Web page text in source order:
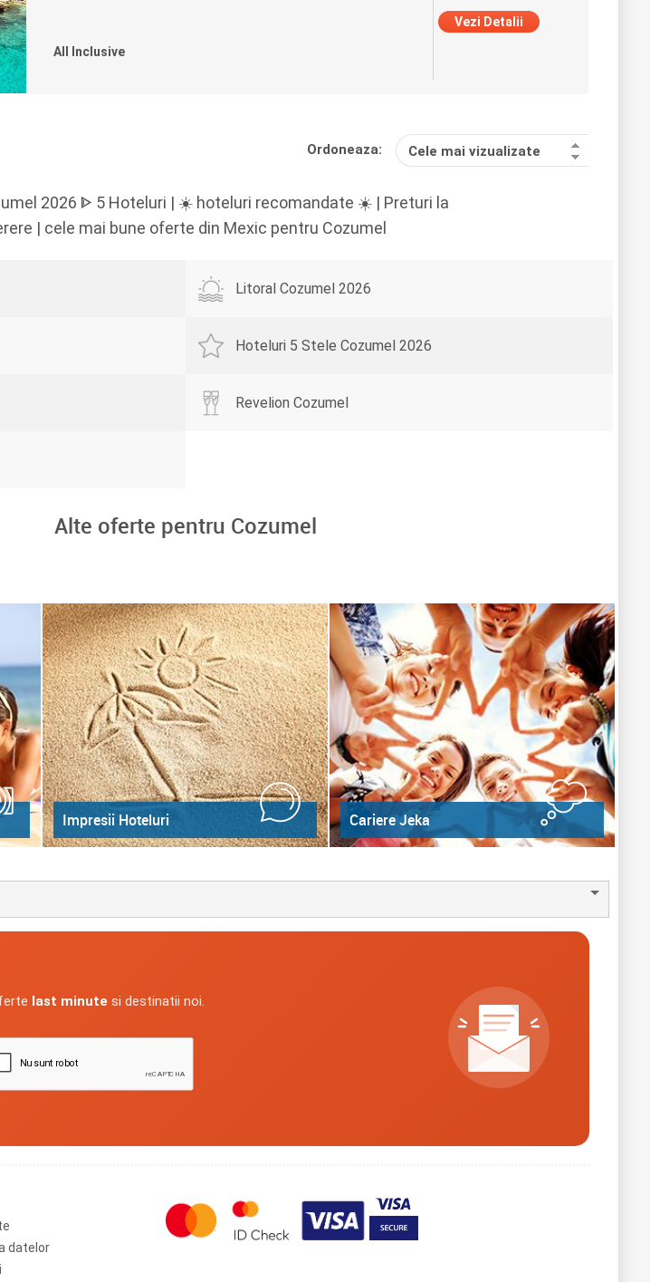
Vezi Detalii
All Inclusive
Ordoneaza: Cele mai vizualizate
2026 ᐈ 5 Hoteluri | ☀️ hoteluri recomandate ☀️ | Preturi la
| cele mai bune oferte din Mexic pentru Cozumel
Litoral Cozumel 2026
Hoteluri 5 Stele Cozumel 2026
Revelion Cozumel
Alte oferte pentru Cozumel
Impresii Hoteluri Cariere Jeka
last minute si destinatii noi.
datelor